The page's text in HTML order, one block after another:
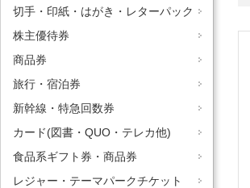
切手・印紙・はがき・レターパック
株主優待券
商品券
旅行・宿泊券
新幹線・特急回数券
カード(図書・QUO・テレカ他)
食品系ギフト券・商品券
レジャー・テーマパークチケット